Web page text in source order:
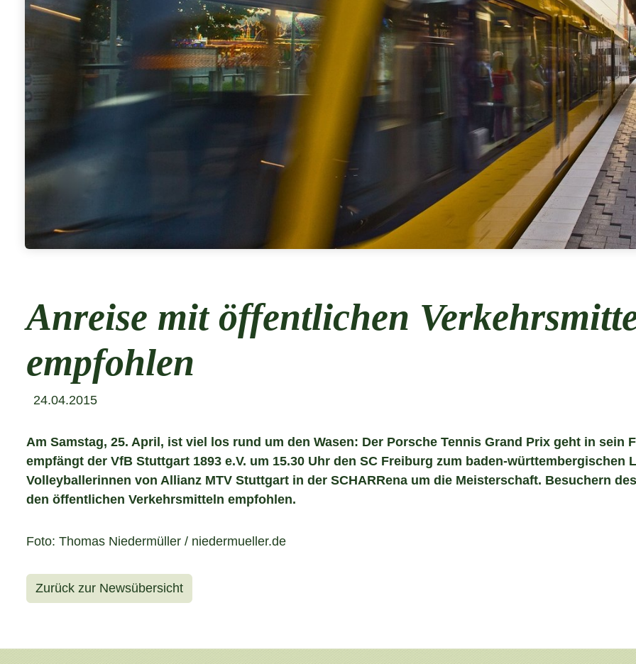
Anreise mit öffentlichen
empfohlen
24.04.2015
Am Samstag, 25. April, ist viel los rund um den Wasen: Der Porsche Tennis Grand Prix​ geht in sein
empfängt der VfB Stuttgart 1893 e.V.​ um 15.30 Uhr den SC Freiburg zum baden-württembergischen
Volleyballerinnen von Allianz MTV Stuttgart​ in der SCHARRena um die Meisterschaft. Besuchern
den öffentlichen Verkehrsmitteln empfohlen.
Foto: Thomas Niedermüller / niedermueller.de
Zurück zur Newsübersicht